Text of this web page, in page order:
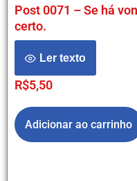
Post 0071 – Se há
certo.
Ler texto
R$5,50
Adicionar ao carrinho